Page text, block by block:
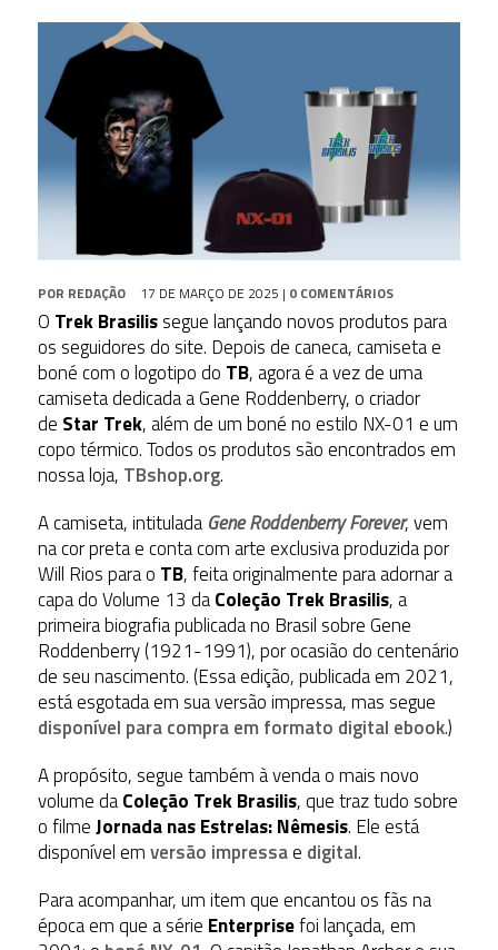
POR REDAÇÃO 17 DE MARÇO DE 2025 | 0 COMENTÁRIOS
O Trek Brasilissegue lançando novos produtos para
os seguidores do site. Depois de caneca, camiseta e
boné com o logotipo do TB, agora é a vez de uma
camiseta dedicada a Gene Roddenberry, o criador
de Star Trek, além de um boné no estilo NX-01 e um
copo térmico. Todos os produtos são encontrados em
nossa loja, TBshop.org.
A camiseta, intitulada Gene Roddenberry Forever, vem
na cor preta e conta com arte exclusiva produzida por
Will Rios para o TB, feita originalmente para adornar a
capa do Volume 13 daColeção Trek Brasilis, a
primeira biografia publicada no Brasil sobre Gene
Roddenberry (1921-1991), por ocasião do centenário
de seu nascimento. (Essa edição, publicada em 2021,
está esgotada em sua versão impressa, mas segue
disponível para compra em formato digital ebook.)
A propósito, segue também à venda o mais novo
volume daColeção Trek Brasilis, que traz tudo sobre
o filmeJornada nas Estrelas: Nêmesis. Ele está
disponível emversão impressae digital.
Para acompanhar, um item que encantou os fãs na
época em que a série Enterprisefoi lançada, em